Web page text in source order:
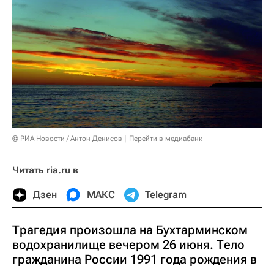
© РИА Новости / Антон Денисов Перейти в медиабанк
Читать ria.ru в
Дзен МАКС Telegram
Трагедия произошла на Бухтарминском
водохранилище вечером 26 июня. Тело
гражданина России 1991 года рождения в